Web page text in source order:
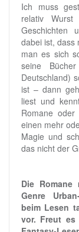
Ich muss
relativ
Geschichten
dabei ist, dass
man es sich
seine
Deutschland)
ist – dann
liest und
Romane
einen mehr
Magie und
das nicht der
Die
Genre
beim Lesen
vor. Freut